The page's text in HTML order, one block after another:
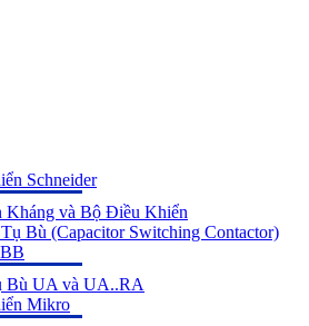
Schneider
Kháng và Bộ Điều Khiển
Bù (Capacitor Switching Contactor)
Bù UA và UA..RA
Mikro